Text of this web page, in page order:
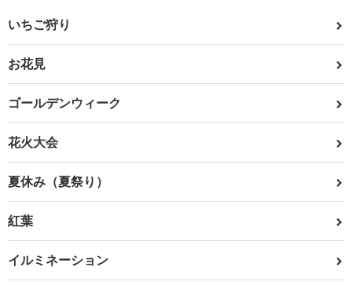
いちご狩り
お花見
ゴールデンウィーク
花火大会
夏休み（夏祭り）
紅葉
イルミネーション